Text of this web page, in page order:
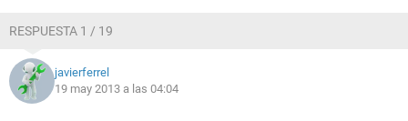
RESPUESTA 1 / 19
javierferrel
19 may 2013 a las 04:04